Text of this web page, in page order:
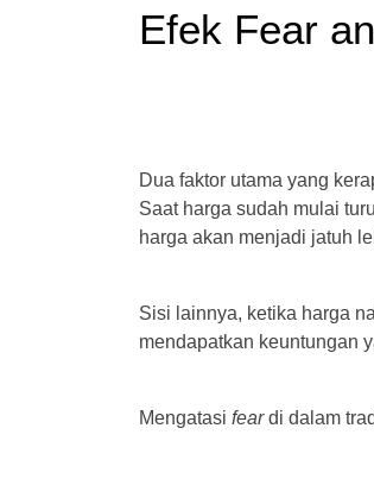
Efek Fear
Dua faktor utama yang
Saat harga sudah mulai
harga akan menjadi jatuh
Sisi lainnya, ketika harga
mendapatkan keuntungan
Mengatasi feardi dalam